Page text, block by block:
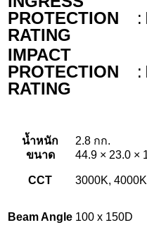
PROTECTION
RATING
:
IMPACT
PROTECTION
RATING
:
น้ำหนัก
2.8 กก.
ขนาด
44.9 × 23.0 ×
CCT 3000K,
Beam Angle 100 x 150D